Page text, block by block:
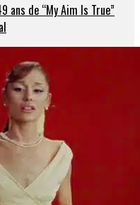
ans de “My Aim Is True”